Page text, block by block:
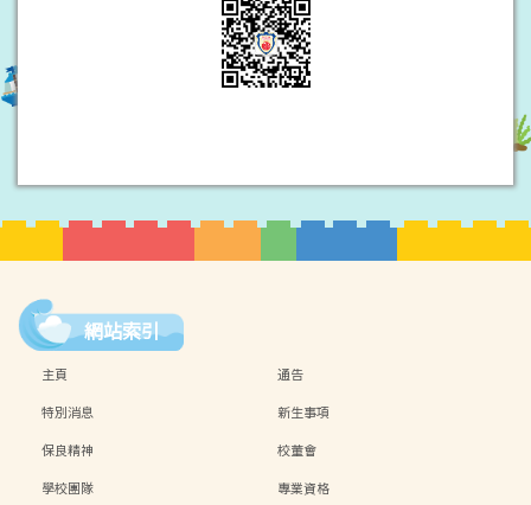
網站索引
主頁
通告
特別消息
新生事項
保良精神
校董會
學校團隊
專業資格